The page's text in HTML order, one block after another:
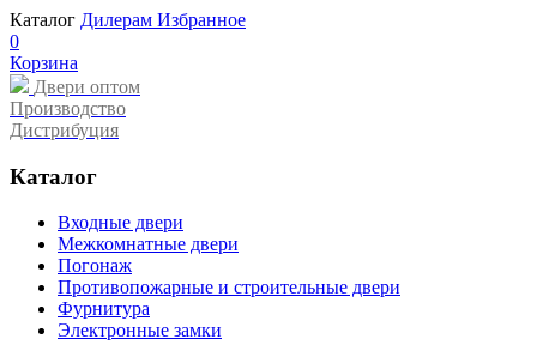
Каталог Дилерам Избранное
0
Корзина
Двери оптом
Производство
Дистрибуция
Каталог
Входные двери
Межкомнатные двери
Погонаж
Противопожарные и строительные двери
Фурнитура
Электронные замки